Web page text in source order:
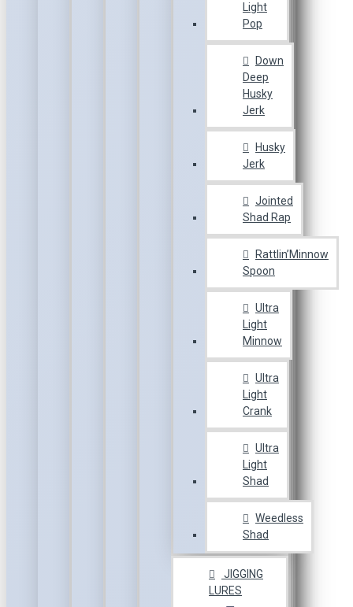
Light
Pop
Down
Deep
Husky
Jerk
Husky
Jerk
Jointed
Shad Rap
Rattlin’Minnow
Spoon
Ultra
Light
Minnow
Ultra
Light
Crank
Ultra
Light
Shad
Weedless
Shad
JIGGING
LURES